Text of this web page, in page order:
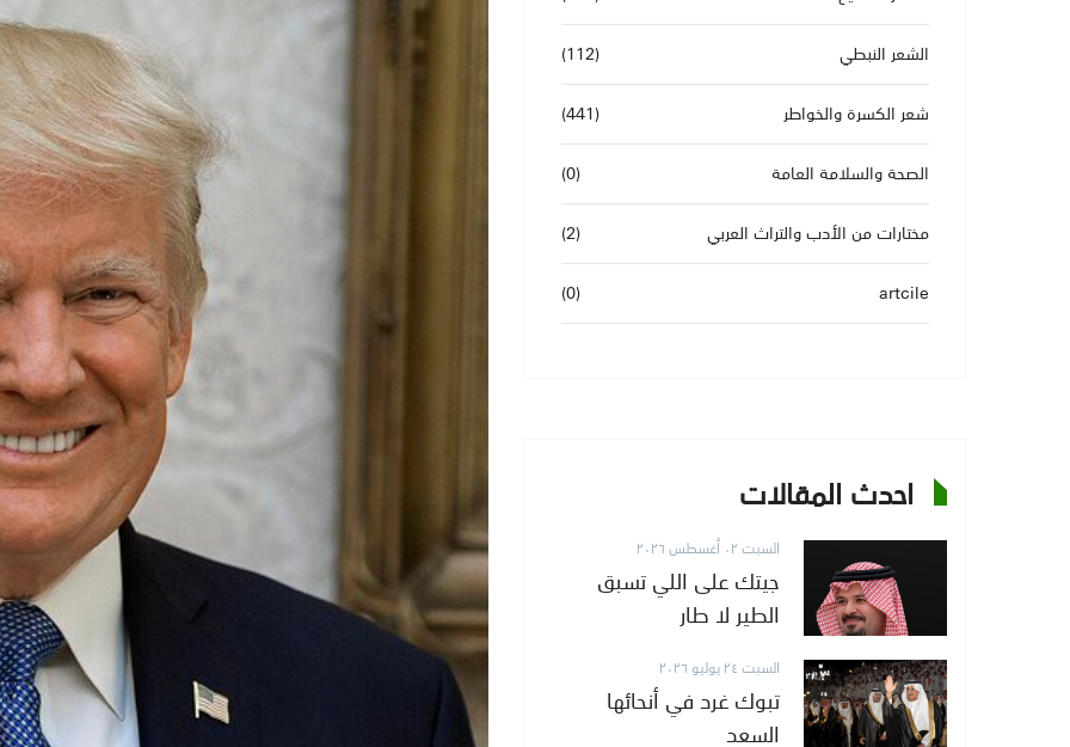
الشعر النبطي
(112)
شعر الكسرة والخواطر
(441)
الصحة والسلامة العامة
(0)
مختارات من الأدب والتراث العربي
(2)
artcile
(0)
احدث المقالات
السبت ٠٢ أغسطس ٢٠٢٦
جيتك على اللي تسبق
الطير لا طار
السبت ٢٤ يوليو ٢٠٢٦
تبوك غرد في أنحائها
السعد